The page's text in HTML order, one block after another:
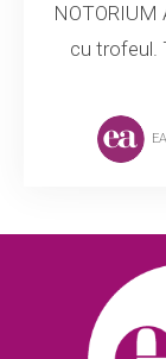
NOTORIUM
cu trofeul.